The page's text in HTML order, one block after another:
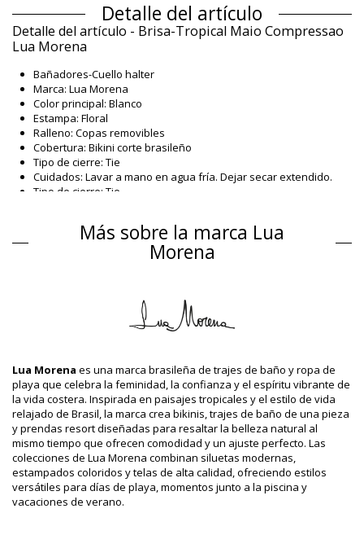
Detalle del artículo
Detalle del artículo - Brisa-Tropical Maio Compressao
Lua Morena
Bañadores-Cuello halter
Marca: Lua Morena
Color principal: Blanco
Estampa: Floral
Ralleno: Copas removibles
Cobertura: Bikini corte brasileño
Tipo de cierre: Tie
Cuidados: Lavar a mano en agua fría. Dejar secar extendido.
Tipo de cierre: Tie
Bañadores Blanco Lua Morena
Composición
Información del producto
Departamento: Mujer, Bañadores
HS CODE (Código aduanero): 6112.41.0010
SKU: 1981126327
EAN: XS (7899918537394), S (7899918537400), M (7899670809227),
L (7899670809203), XL (7899670809210)
Referencia del proveedor: 3055235
Peso: 115g / 0.25lb / 4.06oz
La impresión no es exacta y puede variar según el corte
Fotos retocadas
Instrucciones de lavado y
Más sobre la marca Lua
Morena
Lua Morena es una marca brasileña de trajes de baño y ropa de
playa que celebra la feminidad, la confianza y el espíritu vibrante de
la vida costera. Inspirada en paisajes tropicales y el estilo de vida
relajado de Brasil, la marca crea bikinis, trajes de baño de una pieza
y prendas resort diseñadas para resaltar la belleza natural al
mismo tiempo que ofrecen comodidad y un ajuste perfecto. Las
colecciones de Lua Morena combinan siluetas modernas,
estampados coloridos y telas de alta calidad, ofreciendo estilos
versátiles para días de playa, momentos junto a la piscina y
vacaciones de verano.